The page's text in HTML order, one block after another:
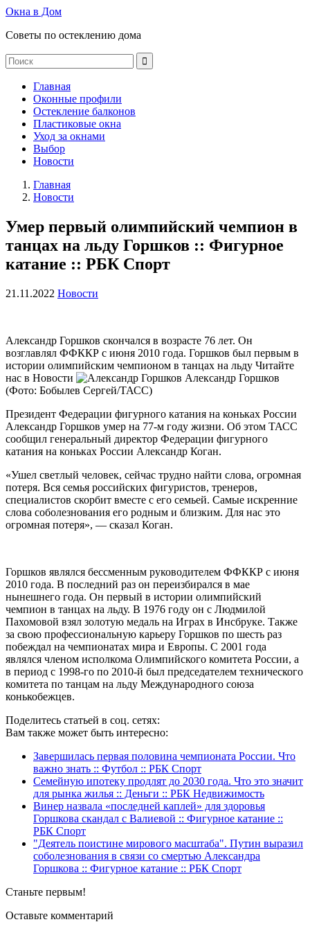
Окна в Дом
Советы по остеклению дома
Главная
Оконные профили
Остекление балконов
Пластиковые окна
Уход за окнами
Выбор
Новости
Главная
Новости
Умер первый олимпийский чемпион в
танцах на льду Горшков :: Фигурное
катание :: РБК Спорт
21.11.2022 Новости
Александр Горшков скончался в возрасте 76 лет. Он
возглавлял ФФККР с июня 2010 года. Горшков был первым в
истории олимпийским чемпионом в танцах на льду Читайте
нас в Новости
Александр Горшков
(Фото: Бобылев Сергей/ТАСС)
Президент Федерации фигурного катания на коньках России
Александр Горшков умер на 77-м году жизни. Об этом ТАСС
сообщил генеральный директор Федерации фигурного
катания на коньках России Александр Коган.
«Ушел светлый человек, сейчас трудно найти слова, огромная
потеря. Вся семья российских фигуристов, тренеров,
специалистов скорбит вместе с его семьей. Самые искренние
слова соболезнования его родным и близким. Для нас это
огромная потеря», — сказал Коган.
Горшков являлся бессменным руководителем ФФККР с июня
2010 года. В последний раз он переизбирался в мае
нынешнего года. Он первый в истории олимпийский
чемпион в танцах на льду. В 1976 году он с Людмилой
Пахомовой взял золотую медаль на Играх в Инсбруке. Также
за свою профессиональную карьеру Горшков по шесть раз
побеждал на чемпионатах мира и Европы. С 2001 года
являлся членом исполкома Олимпийского комитета России, а
в период с 1998-го по 2010-й был председателем технического
комитета по танцам на льду Международного союза
конькобежцев.
Поделитесь статьей в соц. сетях:
Вам также может быть интересно:
Завершилась первая половина чемпионата России. Что
важно знать :: Футбол :: РБК Спорт
Семейную ипотеку продлят до 2030 года. Что это значит
для рынка жилья :: Деньги :: РБК Недвижимость
Винер назвала «последней каплей» для здоровья
Горшкова скандал с Валиевой :: Фигурное катание ::
РБК Спорт
"Деятель поистине мирового масштаба". Путин выразил
соболезнования в связи со смертью Александра
Горшкова :: Фигурное катание :: РБК Спорт
Станьте первым!
Оставьте комментарий